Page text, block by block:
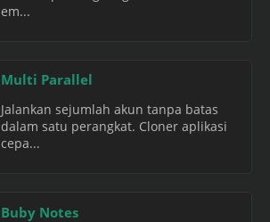
em...
Multi Parallel
Jalankan sejumlah akun tanpa batas
dalam satu perangkat. Cloner aplikasi
cepa...
Buby Notes